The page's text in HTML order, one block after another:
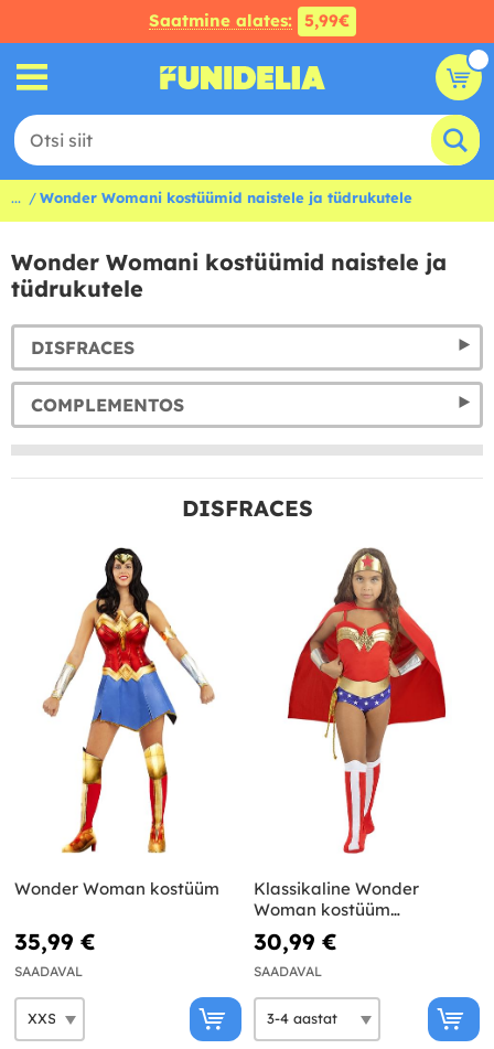
Saatmine alates: 5,99€
... Wonder Womani kostüümid naistele ja tüdrukutele
Wonder Womani kostüümid naistele ja
tüdrukutele
DISFRACES
COMPLEMENTOS
DISFRACES
Wonder Woman kostüüm
35,99 €
SAADAVAL
Klassikaline Wonder
Woman kostüüm
tüdrukutele
30,99 €
SAADAVAL